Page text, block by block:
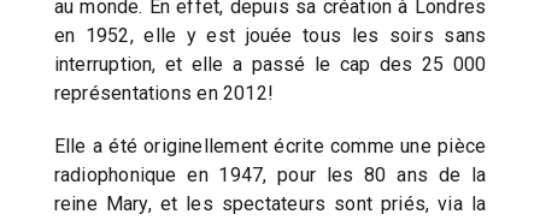
au monde. En effet, depuis sa création à Londres
en 1952, elle y est jouée tous les soirs sans
interruption, et elle a passé le cap des 25 000
représentations en 2012!
Elle a été originellement écrite comme une pièce
radiophonique en 1947, pour les 80 ans de la
reine Mary, et les spectateurs sont priés, via la